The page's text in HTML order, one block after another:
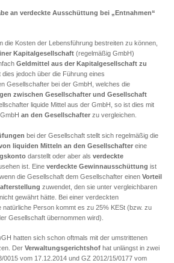
an verdeckte Ausschüttung bei „Entnahmen“
die Kosten der Lebensführung bestreiten zu können,
Kapitalgesellschaft (regelmäßig GmbH)
Geldmittel aus der Kapitalgesellschaft zu
dies jedoch über die Führung eines
Gesellschafter bei der GmbH, welches die
zwischen Gesellschafter und Gesellschaft
liquide Mittel aus der GmbH, so ist dies mit
an den Gesellschafter zu vergleichen.
bei der Gesellschaft stellt sich regelmäßig die
liquiden Mitteln an den Gesellschafter eine
darstellt oder aber als verdeckte
ist. Eine verdeckte Gewinnausschüttung ist
die Gesellschaft dem Gesellschafter einen Vorteil
zuwendet, den sie unter vergleichbaren
gewährt hätte. Bei einer verdeckten
natürliche Person kommt es zu 25% KESt (bzw. zu
Gesellschaft übernommen wird).
hatten sich schon oftmals mit der umstrittenen
Der Verwaltungsgerichtshof hat unlängst in zwei
0015 vom 17.12.2014 und GZ 2012/15/0177 vom